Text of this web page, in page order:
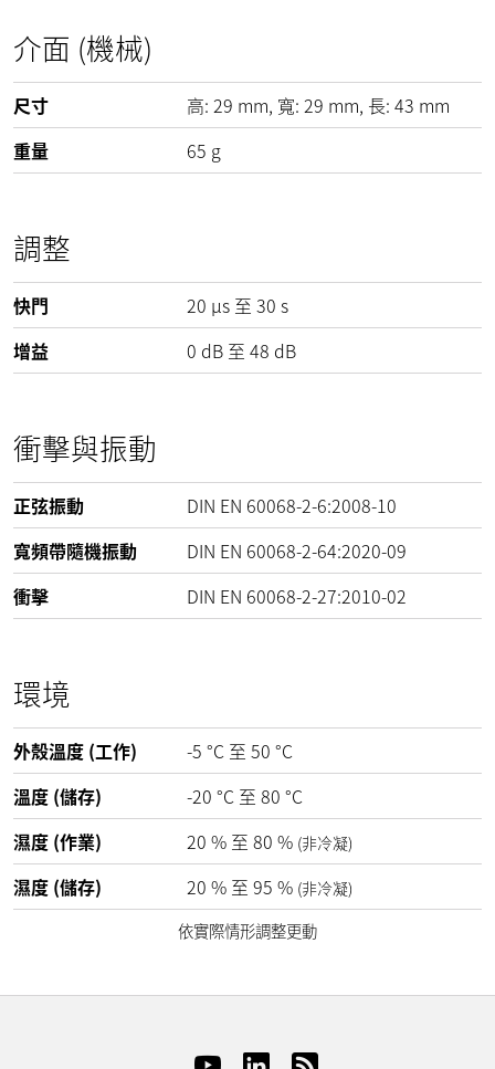
介面 (機械)
尺寸 高: 29 mm, 寬: 29 mm, 長: 43 mm
重量
65 g
調整
快門
20 µs 至 30 s
增益
0 dB 至 48 dB
衝擊與振動
正弦振動
DIN EN 60068-2-6:2008-10
寬頻帶隨機振動
DIN EN 60068-2-64:2020-09
衝擊
DIN EN 60068-2-27:2010-02
環境
外殼溫度 (工作) -5 °C 至 50 °C
溫度 (儲存)
-20 °C 至 80 °C
濕度 (作業)
20 % 至 80 % (非冷凝)
濕度 (儲存) 20 % 至 95 % (非冷凝)
依實際情形調整更動